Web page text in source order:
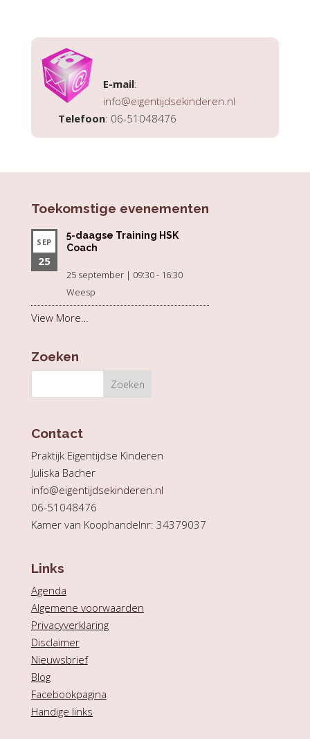
E-mail:
info@eigentijdsekinderen.nl
Telefoon: 06-51048476
Toekomstige evenementen
SEP
25
5-daagse Training HSK
Coach
25 september | 09:30- 16:30
Weesp
View More…
Zoeken
Contact
Praktijk Eigentijdse Kinderen
Juliska Bacher
info@eigentijdsekinderen.nl
06-51048476
Kamer van Koophandelnr: 34379037
Links
Agenda
Algemene voorwaarden
Privacyverklaring
Disclaimer
Nieuwsbrief
Blog
Facebookpagina
Handige links